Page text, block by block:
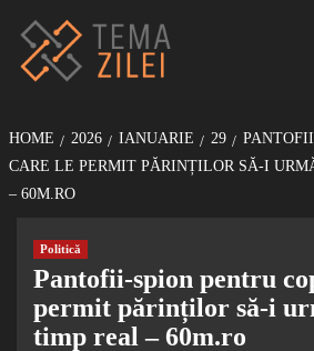
conținut
HOME 2026 IANUARIE 29
CARE LE PERMIT PĂRINȚILOR SĂ-I
– 60M.RO
Politică
Pantofii-spion pentru
permit părinților să-i
timp real – 60m.ro